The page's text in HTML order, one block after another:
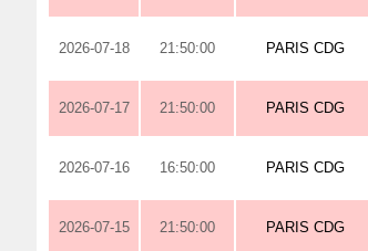
2026-07-18 21:50:00 PARIS CDG
2026-07-17 21:50:00 PARIS CDG
2026-07-16 16:50:00 PARIS CDG
2026-07-15 21:50:00 PARIS CDG